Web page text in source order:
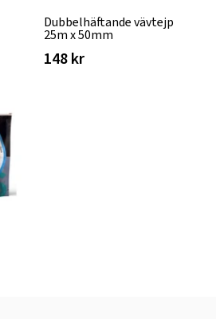
Dubbelhäftande vävtejp
25m x 50mm
148 kr